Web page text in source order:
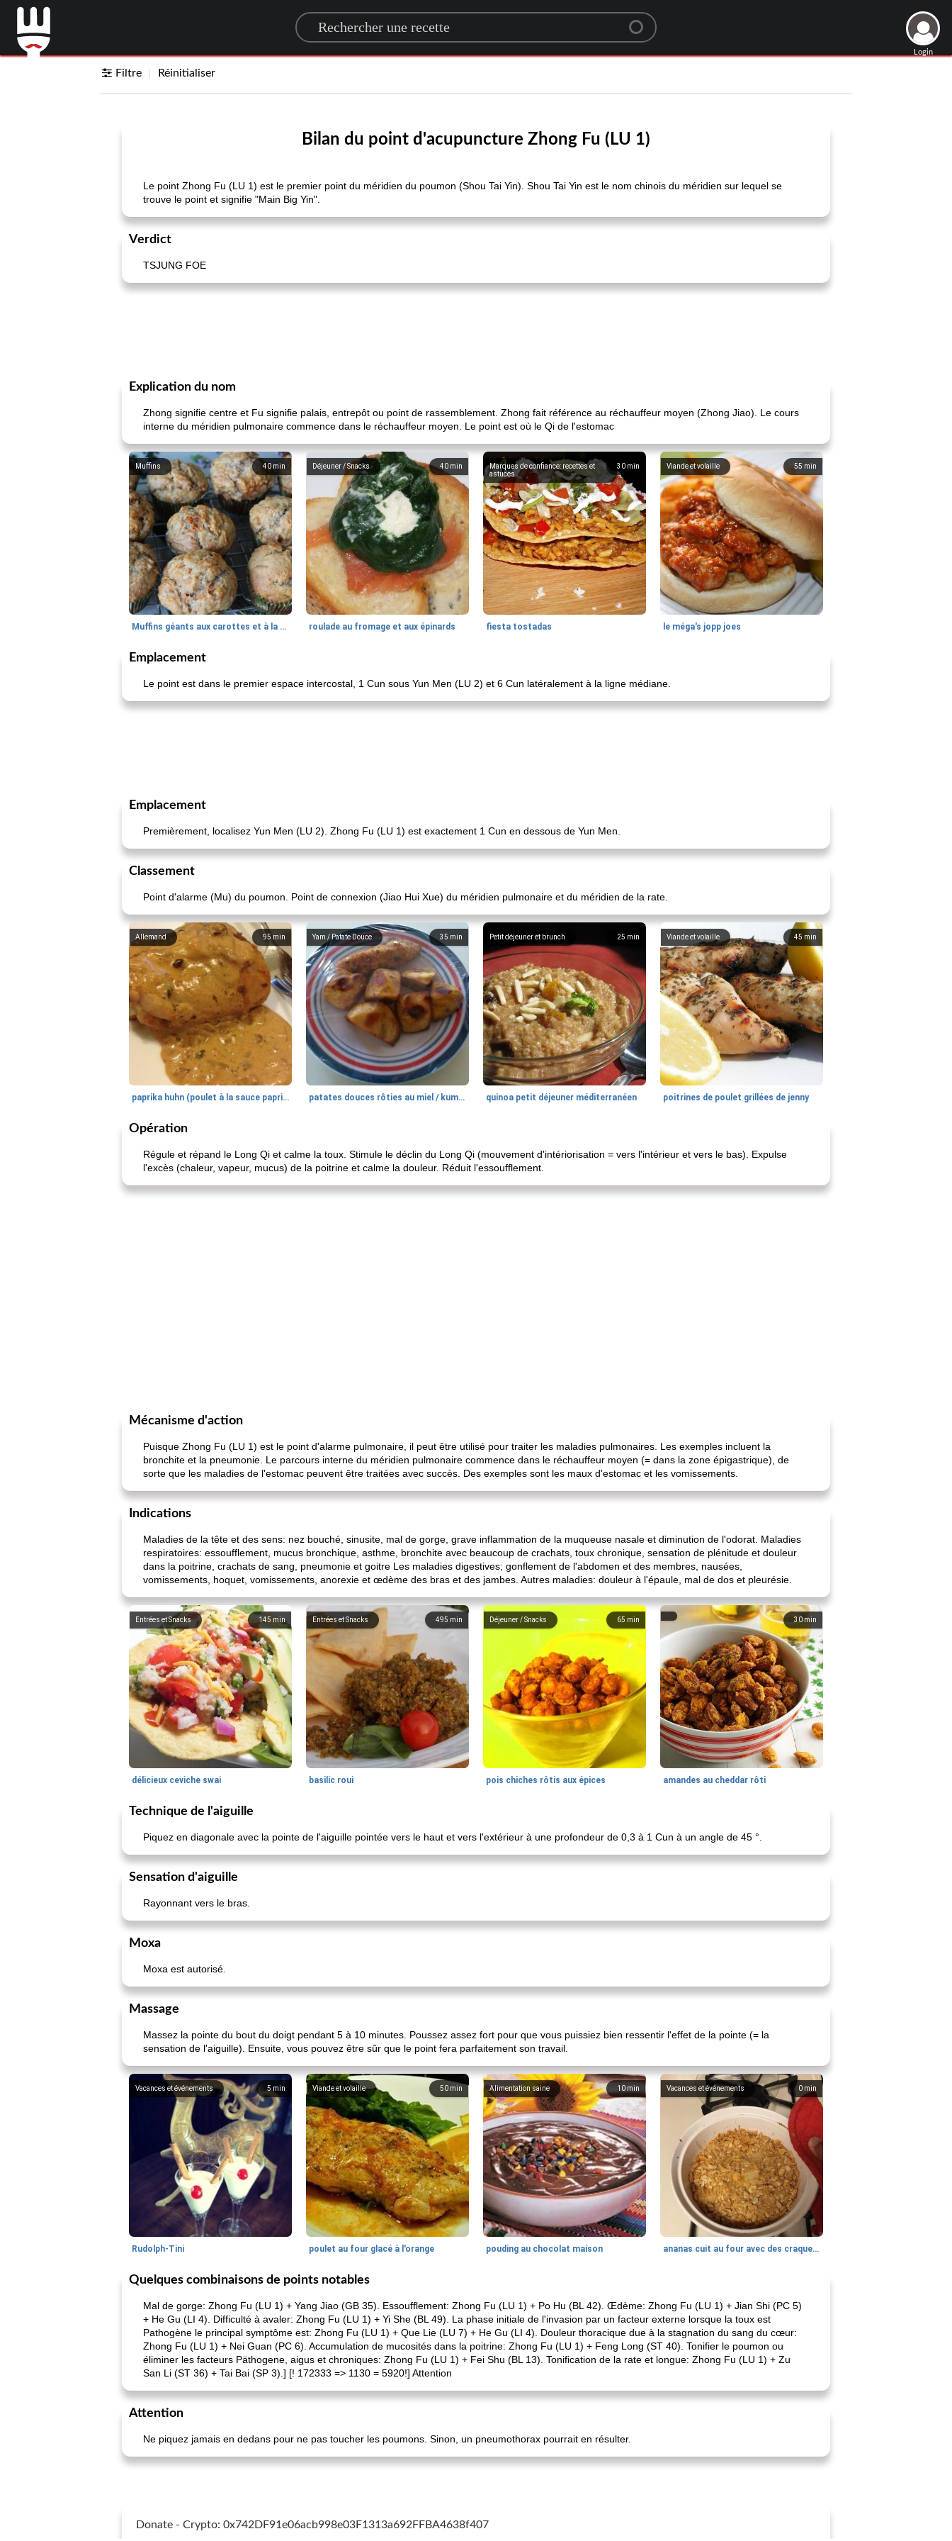
Search for a recipe
Login
Filtre Réinitialiser
Bilan du point d'acupuncture Zhong Fu (LU 1)
Le point Zhong Fu (LU 1) est le premier point du méridien du poumon (Shou Tai Yin). Shou Tai Yin est le nom chinois du méridien sur lequel se
trouve le point et signifie "Main Big Yin".
Verdict
TSJUNG FOE
Explication du nom
Zhong signifie centre et Fu signifie palais, entrepôt ou point de rassemblement. Zhong fait référence au réchauffeur moyen (Zhong Jiao). Le cours
interne du méridien pulmonaire commence dans le réchauffeur moyen. Le point est où le Qi de l'estomac
40 min
Muffins
Muffins géants aux carottes et à la banane de Nif
40 min
Déjeuner / Snacks
roulade au fromage et aux épinards
30 min
Marques de confiance: recettes et
astuces
fiesta tostadas
55 min
Viande et volaille
le méga's jopp joes
Emplacement
Le point est dans le premier espace intercostal, 1 Cun sous Yun Men (LU 2) et 6 Cun latéralement à la ligne médiane.
Emplacement
Premièrement, localisez Yun Men (LU 2). Zhong Fu (LU 1) est exactement 1 Cun en dessous de Yun Men.
Classement
Point d'alarme (Mu) du poumon. Point de connexion (Jiao Hui Xue) du méridien pulmonaire et du méridien de la rate.
95min
Allemand
paprika huhn (poulet à la sauce paprika).
35 min
Yam / Patate Douce
patates douces rôties au miel / kumara
25 min
Petit déjeuner et brunch
quinoa petit déjeuner méditerranéen
45 min
Viande et volaille
poitrines de poulet grillées de jenny
Opération
Régule et répand le Long Qi et calme la toux. Stimule le déclin du Long Qi (mouvement d'intériorisation = vers l'intérieur et vers le bas). Expulse
l'excès (chaleur, vapeur, mucus) de la poitrine et calme la douleur. Réduit l'essoufflement.
Mécanisme d'action
Puisque Zhong Fu (LU 1) est le point d'alarme pulmonaire, il peut être utilisé pour traiter les maladies pulmonaires. Les exemples incluent la
bronchite et la pneumonie. Le parcours interne du méridien pulmonaire commence dans le réchauffeur moyen (= dans la zone épigastrique), de
sorte que les maladies de l'estomac peuvent être traitées avec succès. Des exemples sont les maux d'estomac et les vomissements.
Indications
Maladies de la tête et des sens: nez bouché, sinusite, mal de gorge, grave inflammation de la muqueuse nasale et diminution de l'odorat. Maladies
respiratoires: essoufflement, mucus bronchique, asthme, bronchite avec beaucoup de crachats, toux chronique, sensation de plénitude et douleur
dans la poitrine, crachats de sang, pneumonie et goitre Les maladies digestives; gonflement de l'abdomen et des membres, nausées,
vomissements, hoquet, vomissements, anorexie et œdème des bras et des jambes. Autres maladies: douleur à l'épaule, mal de dos et pleurésie.
145 min
Entrées et Snacks
délicieux ceviche swai
495 min
Entrées et Snacks
basilic roui
65 min
Déjeuner / Snacks
pois chiches rôtis aux épices
30min
amandes au cheddar rôti
Technique de l'aiguille
Piquez en diagonale avec la pointe de l'aiguille pointée vers le haut et vers l'extérieur à une profondeur de 0,3 à 1 Cun à un angle de 45 °.
Sensation d'aiguille
Rayonnant vers le bras.
Moxa
Moxa est autorisé.
Massage
Massez la pointe du bout du doigt pendant 5 à 10 minutes. Poussez assez fort pour que vous puissiez bien ressentir l'effet de la pointe (= la
sensation de l'aiguille). Ensuite, vous pouvez être sûr que le point fera parfaitement son travail.
5 min
Vacances et événements
Rudolph-Tini
50 min
Viande et volaille
poulet au four glacé à l'orange
10 min
Alimentation saine
pouding au chocolat maison
0 min
Vacances et événements
ananas cuit au four avec des craquelins
Quelques combinaisons de points notables
Mal de gorge: Zhong Fu (LU 1) + Yang Jiao (GB 35). Essoufflement: Zhong Fu (LU 1) + Po Hu (BL 42). Œdème: Zhong Fu (LU 1) + Jian Shi (PC 5)
+ He Gu (LI 4). Difficulté à avaler: Zhong Fu (LU 1) + Yi She (BL 49). La phase initiale de l'invasion par un facteur externe lorsque la toux est
Pathogène le principal symptôme est: Zhong Fu (LU 1) + Que Lie (LU 7) + He Gu (LI 4). Douleur thoracique due à la stagnation du sang du cœur:
Zhong Fu (LU 1) + Nei Guan (PC 6). Accumulation de mucosités dans la poitrine: Zhong Fu (LU 1) + Feng Long (ST 40). Tonifier le poumon ou
éliminer les facteurs Päthogene, aigus et chroniques: Zhong Fu (LU 1) + Fei Shu (BL 13). Tonification de la rate et longue: Zhong Fu (LU 1) + Zu
San Li (ST 36) + Tai Bai (SP 3).] [! 172333 => 1130 = 5920!] Attention
Attention
Ne piquez jamais en dedans pour ne pas toucher les poumons. Sinon, un pneumothorax pourrait en résulter.
Donate - Crypto: 0x742DF91e06acb998e03F1313a692FFBA4638f407